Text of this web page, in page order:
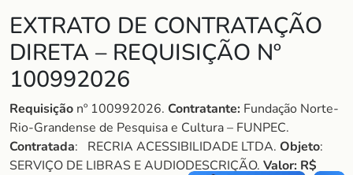
EXTRATO DE CONTRATAÇÃO
DIRETA – REQUISIÇÃO Nº
100992026
Requisição nº 100992026. Contratante: Fundação Norte-
Rio-Grandense de Pesquisa e Cultura – FUNPEC.
Contratada: RECRIA ACESSIBILIDADE LTDA. Objeto:
SERVIÇO DE LIBRAS E AUDIODESCRIÇÃO. Valor: R$